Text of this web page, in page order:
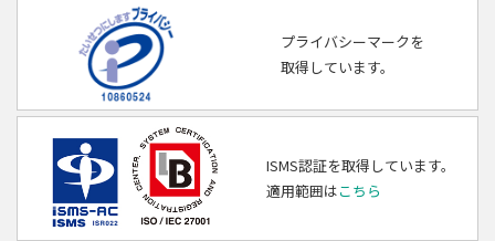
プライバシーマークを
取得しています。
ISMS認証を取得しています。
適用範囲はこちら